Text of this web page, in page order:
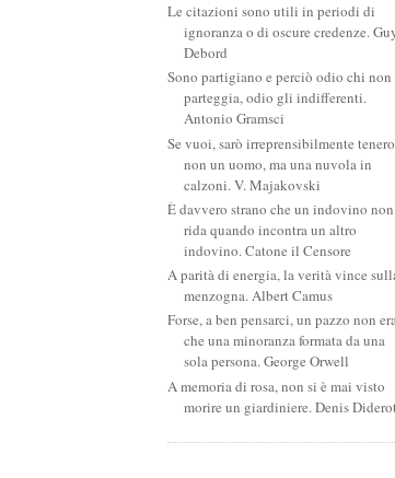
Le citazioni sono utili in periodi di
ignoranza o di oscure credenze.
Debord
Sono partigiano e perciò odio chi non
parteggia, odio gli indifferenti.
Antonio Gramsci
Se vuoi, sarò irreprensibilmente
non un uomo, ma una nuvola in
calzoni. V. Majakovski
È davvero strano che un indovino non
rida quando incontra un altro
indovino. Catone il Censore
A parità di energia, la verità vince
menzogna. Albert Camus
Forse, a ben pensarci, un pazzo non
che una minoranza formata da una
sola persona. George Orwell
A memoria di rosa, non si è mai visto
morire un giardiniere. Denis